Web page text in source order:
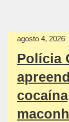
agosto 4, 2026
Polícia